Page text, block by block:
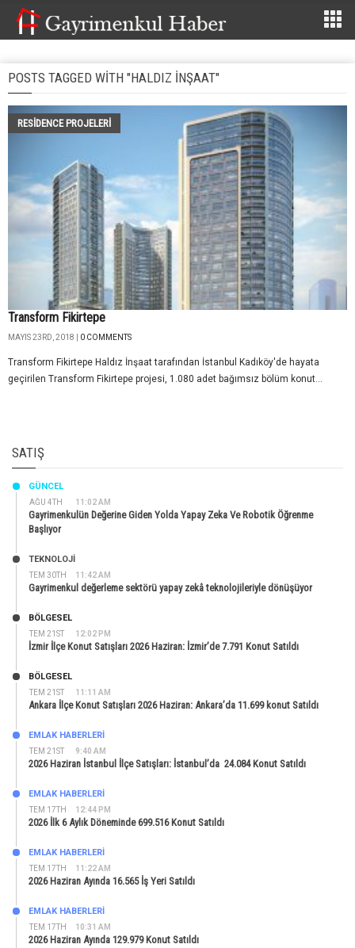
POSTS TAGGED WITH "HALDIZ İNŞAAT"
RESIDENCE PROJELERI
Transform Fikirtepe
MAYIS 23RD, 2018 | 0 COMMENTS
Transform Fikirtepe Haldız İnşaat tarafından İstanbul Kadıköy'de hayata
geçirilen Transform Fikirtepe projesi, 1.080 adet bağımsız bölüm konut...
SATIŞ
AĞU 4TH 11:02 AM
GÜNCEL
Gayrimenkulün Değerine Giden Yolda Yapay Zeka Ve Robotik Öğrenme
Başlıyor
TEM 30TH 11:42 AM
TEKNOLOJİ
Gayrimenkul değerleme sektörü yapay zekâ teknolojileriyle dönüşüyor
TEM 21ST 12:02 PM
BÖLGESEL
İzmir İlçe Konut Satışları 2026 Haziran: İzmir’de 7.791 Konut Satıldı
TEM 21ST 11:11 AM
BÖLGESEL
Ankara İlçe Konut Satışları 2026 Haziran: Ankara’da 11.699 konut Satıldı
TEM 21ST 9:40 AM
EMLAK HABERLERI
2026 Haziran İstanbul İlçe Satışları: İstanbul’da 24.084 Konut Satıldı
TEM 17TH 12:44 PM
EMLAK HABERLERI
2026 İlk 6 Aylık Döneminde 699.516 Konut Satıldı
TEM 17TH 11:22 AM
EMLAK HABERLERI
2026 Haziran Ayında 16.565 İş Yeri Satıldı
TEM 17TH 10:31 AM
EMLAK HABERLERI
2026 Haziran Ayında 129.979 Konut Satıldı